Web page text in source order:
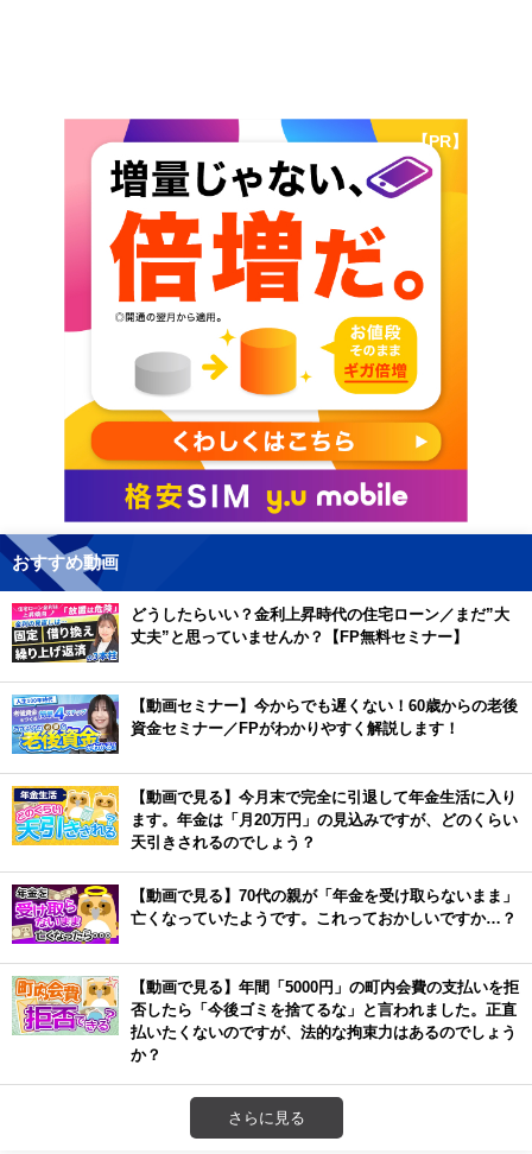
【PR】
おすすめ動画
どうしたらいい？金利上昇時代の住宅ローン／まだ”大
丈夫”と思っていませんか？【FP無料セミナー】
【動画セミナー】今からでも遅くない！60歳からの老後
資金セミナー／FPがわかりやすく解説します！
【動画で見る】今月末で完全に引退して年金生活に入り
ます。年金は「月20万円」の見込みですが、どのくらい
天引きされるのでしょう？
【動画で見る】70代の親が「年金を受け取らないまま」
亡くなっていたようです。これっておかしいですか…？
【動画で見る】年間「5000円」の町内会費の支払いを拒
否したら「今後ゴミを捨てるな」と言われました。正直
払いたくないのですが、法的な拘束力はあるのでしょう
か？
さらに見る